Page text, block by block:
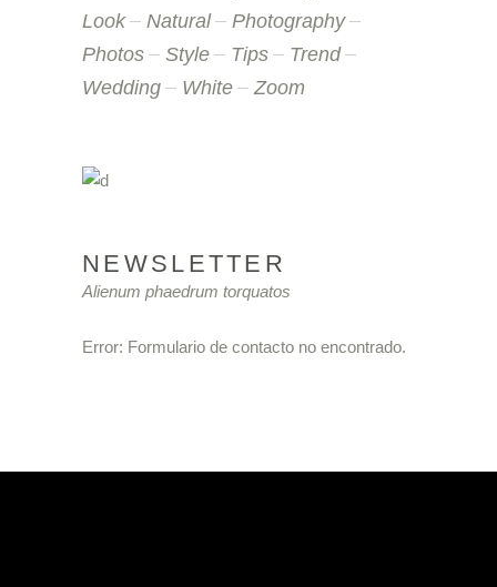
Look
Natural
Photography
Photos
Style Tips
Trend
Wedding
White Zoom
NEWSLETTER
Alienum phaedrum torquatos
Error: Formulario de contacto no encontrado.